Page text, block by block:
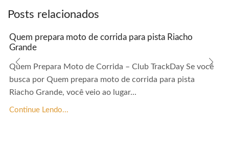
Posts relacionados
Quem prepara moto de corrida para pista Riacho
Grande
Quem Prepara Moto de Corrida – Club TrackDay Se você
busca por Quem prepara moto de corrida para pista
Riacho Grande, você veio ao lugar...
Continue Lendo...